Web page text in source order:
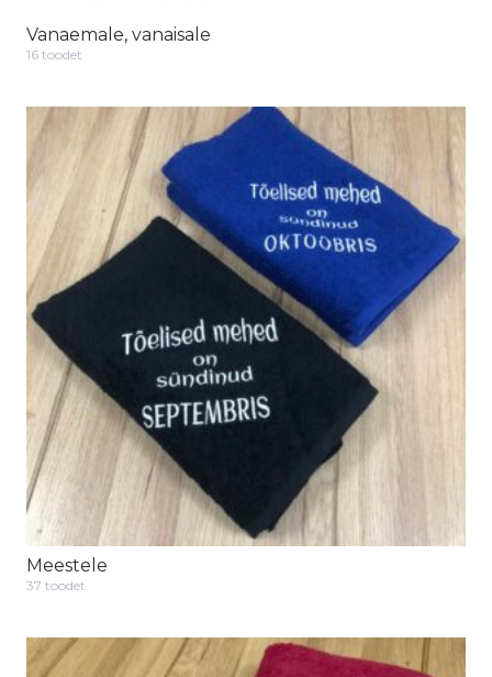
Vanaemale, vanaisale
16 toodet
Meestele
37 toodet